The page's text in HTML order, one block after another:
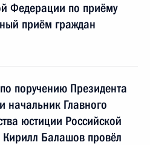
Федерации по приёму
приём граждан
поручению Президента
начальник Главного
юстиции Российской
Балашов провёл